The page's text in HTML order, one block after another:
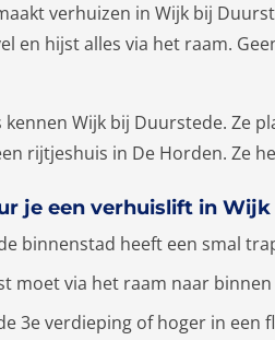
verhuizen in Wijk bij
en hijst alles via het raam.
Wijk bij Duurstede. Ze
rijtjeshuis in De Horden. Ze
je een verhuislift in
binnenstad heeft een smal
moet via het raam naar binnen
3e verdieping of hoger in een